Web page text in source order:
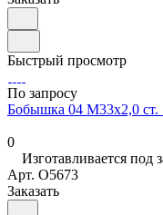
Быстрый просмотр
По запросу
Бобышка 04 М33х2,0 ст.
0
Изготавливается под
Арт. O5673
Заказать